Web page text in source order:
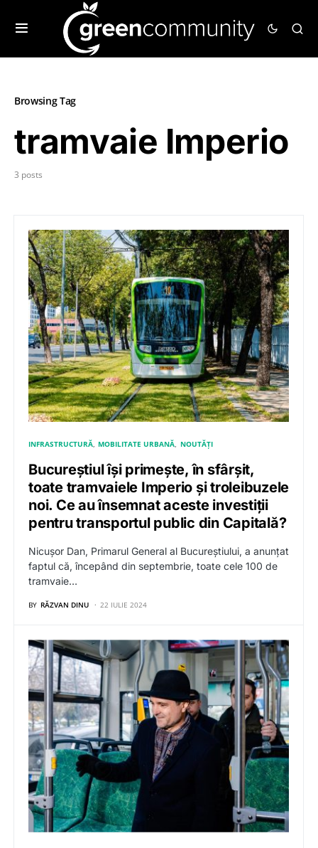
Browsing Tag
tramvaie Imperio
3 posts
INFRASTRUCTURĂ MOBILITATE URBANĂ NOUTĂȚI
Bucureștiul își primește, în sfârșit,
toate tramvaiele Imperio și troleibuzele
noi. Ce au însemnat aceste investiții
pentru transportul public din Capitală?
Nicușor Dan, Primarul General al Bucureștiului, a anunțat
faptul că, începând din septembrie, toate cele 100 de
tramvaie…
BY RĂZVAN DINU 22 IULIE 2024